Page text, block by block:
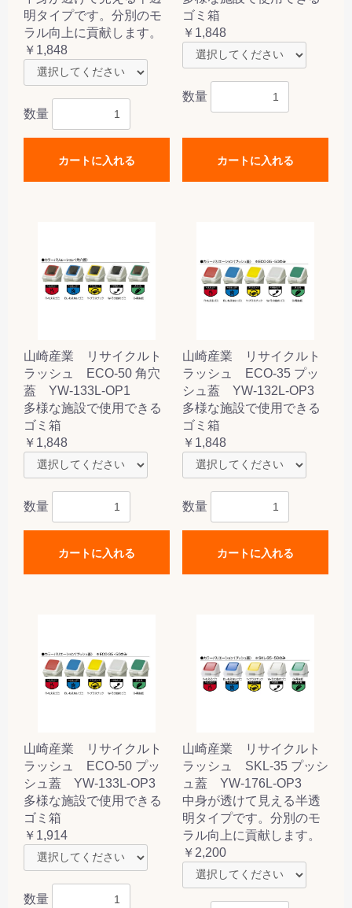
明タイプです。分別のモ
ラル向上に貢献します。
￥1,848
数量
カートに入れる
ゴミ箱
￥1,848
数量
カートに入れる
山崎産業 リサイクルト
ラッシュ ECO-50 角穴
蓋 YW-133L-OP1
多様な施設で使用できる
ゴミ箱
￥1,848
数量
カートに入れる
山崎産業 リサイクルト
ラッシュ ECO-35 プッ
シュ蓋 YW-132L-OP3
多様な施設で使用できる
ゴミ箱
￥1,848
数量
カートに入れる
山崎産業 リサイクルト
ラッシュ ECO-50 プッ
シュ蓋 YW-133L-OP3
多様な施設で使用できる
ゴミ箱
￥1,914
数量
山崎産業 リサイクルト
ラッシュ SKL-35 プッシ
ュ蓋 YW-176L-OP3
中身が透けて見える半透
明タイプです。分別のモ
ラル向上に貢献します。
￥2,200